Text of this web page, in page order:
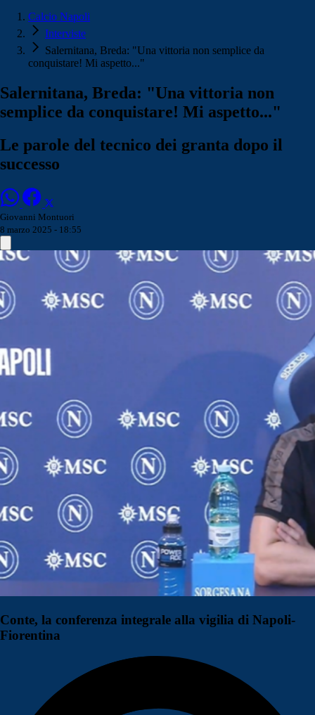
Calcio Napoli
Interviste
Salernitana, Breda: "Una vittoria non semplice da
conquistare! Mi aspetto..."
Salernitana, Breda: "Una vittoria non
semplice da conquistare! Mi aspetto..."
Le parole del tecnico dei granta dopo il
successo
Giovanni Montuori
8 marzo 2025 - 18:55
Conte, la conferenza integrale alla vigilia di Napoli-
Fiorentina